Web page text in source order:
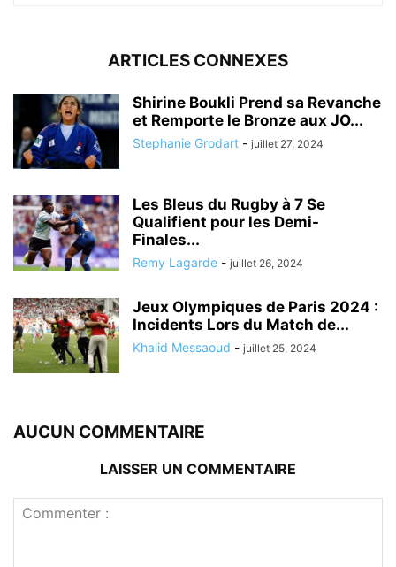
ARTICLES CONNEXES
Shirine Boukli Prend sa Revanche
et Remporte le Bronze aux JO...
Stephanie Grodart - juillet 27, 2024
Les Bleus du Rugby à 7 Se
Qualifient pour les Demi-
Finales...
Remy Lagarde - juillet 26, 2024
Jeux Olympiques de Paris 2024 :
Incidents Lors du Match de...
Khalid Messaoud - juillet 25, 2024
AUCUN COMMENTAIRE
LAISSER UN COMMENTAIRE